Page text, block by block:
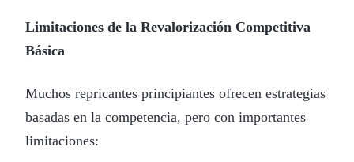
Limitaciones de la Revalorización Competitiva
Básica
Muchos repricantes principiantes ofrecen estrategias
basadas en la competencia, pero con importantes
limitaciones: